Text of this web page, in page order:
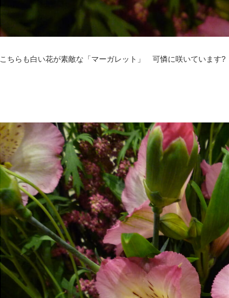
こちらも白い花が素敵な「マーガレット」 可憐に咲いています?